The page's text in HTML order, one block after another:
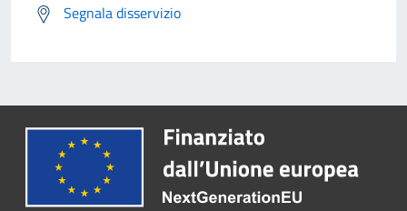
Segnala disservizio